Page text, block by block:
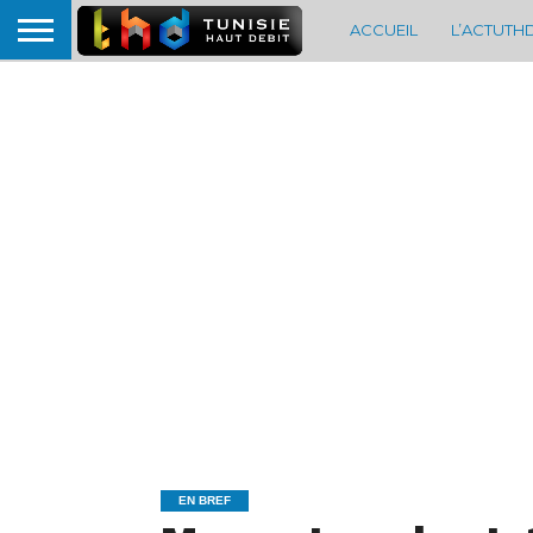
ACCUEIL
EN BREF